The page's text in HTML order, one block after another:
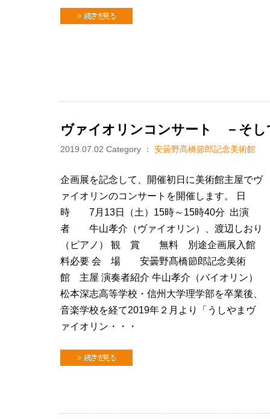
ヴァイオリンコンサート －そし
2019.07.02 Category ： 安曇野髙橋節郎記念美術館
企画展を記念して、開催初日に美術館主屋でヴ
ァイオリンのコンサートを開催します。 日
時 7月13日（土）15時～15時40分 出演
者 牛山孝介（ヴァイオリン）、渡辺しおり
（ピアノ） 観 賞 無料 別途企画展入館
料必要 会 場 安曇野髙橋節郎記念美術
館 主屋 演奏者紹介 牛山孝介（バイオリン）
松本深志高等学校・信州大学理学部を卒業後、
音楽学校を経て2019年２月より「うしやまヴ
ァイオリン・・・